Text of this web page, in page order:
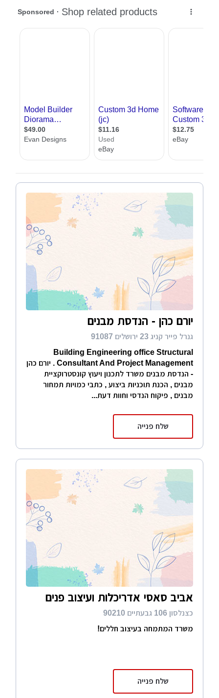
בתחום, לעלות שאלות, וליצור קשר באמצעות טופס הפנייה עם משרדי
מחשב / בניית מודלים
יורם כהן - הנדסת מבנים
גנרל פייר קניג 23 ירושלים 91087
Building Engineering office Structural
Consultant And Project Management . יורם כהן
- הנדסת מבנים משרד לתכנון ויעוץ קונסטרוקציית
מבנים , הכנת תוכניות ביצוע , כתבי כמויות תמחור
מבנים , פיקוח הנדסי וחוות דעת...
שלח פנייה
אביב סאסי אדריכלות ועיצוב פנים
כצנלסון 106 גבעתיים 90210
משרד המתמחה בעיצוב חללים!
שלח פנייה